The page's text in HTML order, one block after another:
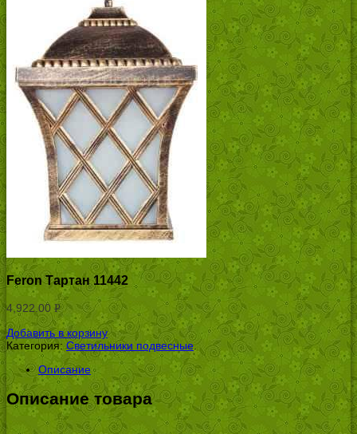
Feron Тартан 11442
4,922.00 Р
УБ.
Добавить в корзину
Категория: Светильники подвесные.
Описание
Описание товара